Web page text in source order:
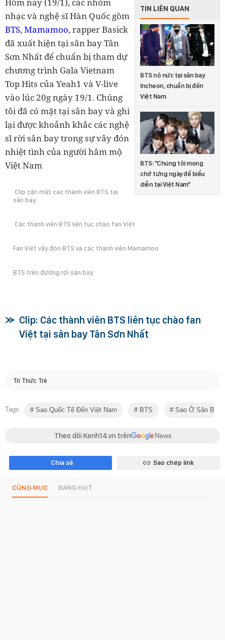
TIN LIÊN QUAN
BTS nô nức tại sân bay
Incheon, chuẩn bị đến
Việt Nam
BTS: "Chúng tôi mong
chờ từng ngày để biểu
diễn tại Việt Nam"
nhạc và nghệ sĩ Hàn Quốc gồm
BTS,Mamamoo, rapper Basick
đã xuất hiện tại sân bay Tân
Sơn Nhất để chuẩn bị tham dự
chương trình Gala Vietnam
Top Hits của Yeah1 và V-live
vào lúc 20g ngày 19/1. Chúng
tôi đã có mặt tại sân bay và ghi
lại được khoảnh khắc các nghệ
sĩ rời sân bay trong sự vây đón
nhiệt tình của người hâm mộ
Việt Nam
Clip cận mặt các thành viên BTS tại
sân bay
Các thành viên BTS liên tục chào fan Việt
Fan Việt vây đón BTS và các thành viên Mamamoo
BTS trên đường rời sân bay
Clip: Các thành viên BTS liên tục chào fan
Việt tại sân bay Tân Sơn Nhất
Trí Thức Trẻ
Tags Sao Quốc Tế Đến Việt Nam BTS Sao Ở Sân Bay
Theo dõi Kenh14.vn trên
Chia sẻ Sao chép link
CÙNG MỤC ĐANG HOT